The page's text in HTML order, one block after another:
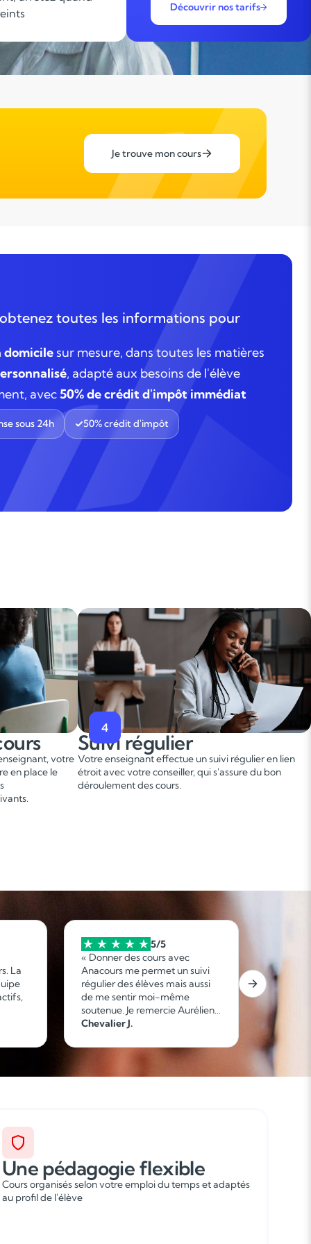
Découvrir nos tarifs
Je trouve mon cours
toutes les informations pour
domicile sur mesure, dans toutes les matières
, adapté aux besoins de l'élève
avec50% de crédit d'impôt immédiat
sous 24h 50% crédit d'impôt
votre
en place le
4
Suivi régulier
Votre enseignant effectue un suivi régulier en lien
étroit avec votre conseiller, qui s'assure du bon
déroulement des cours.
La
»
5/5
« Donner des cours avec
Anacours me permet un suivi
régulier des élèves mais aussi
de me sentir moi-même
soutenue. Je remercie Aurélien
de l'agence de Ferney Voltaire
sa disponibilité ! »
Chevalier J.
« Je
2025.
mon
Les
Tamara
l’écoute
Nora N.
Une pédagogie flexible
Cours organisés selon votre emploi du temps et adaptés
au profil de l'élève